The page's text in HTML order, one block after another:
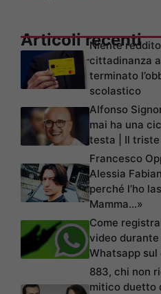
Articoli recenti
Niente reddito
cittadinanza
terminato
scolastico
Alfonso
mai ha una
testa | Il
Francesco
Alessia
perché l’ho
Mamma…»
Come
video
Whatsapp sul
883, chi non
mitico duetto